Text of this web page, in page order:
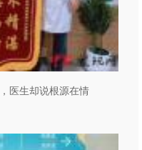
医生却说根源在情